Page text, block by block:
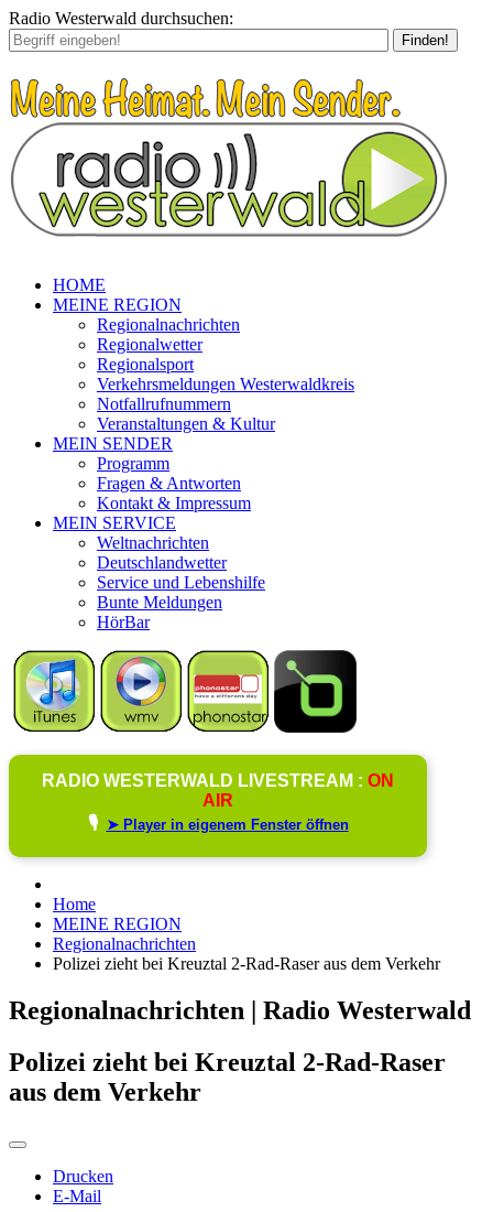
Radio Westerwald durchsuchen:
Finden!
HOME
MEINE REGION
Regionalnachrichten
Regionalwetter
Regionalsport
Verkehrsmeldungen Westerwaldkreis
Notfallrufnummern
Veranstaltungen & Kultur
MEIN SENDER
Programm
Fragen & Antworten
Kontakt & Impressum
MEIN SERVICE
Weltnachrichten
Deutschlandwetter
Service und Lebenshilfe
Bunte Meldungen
HörBar
RADIO WESTERWALD LIVESTREAM : ON
AIR
🎙️ ➤ Player in eigenem Fenster öffnen
Home
MEINE REGION
Regionalnachrichten
Polizei zieht bei Kreuztal 2-Rad-Raser aus dem Verkehr
Regionalnachrichten | Radio Westerwald
Polizei zieht bei Kreuztal 2-Rad-Raser
aus dem Verkehr
Drucken
E-Mail